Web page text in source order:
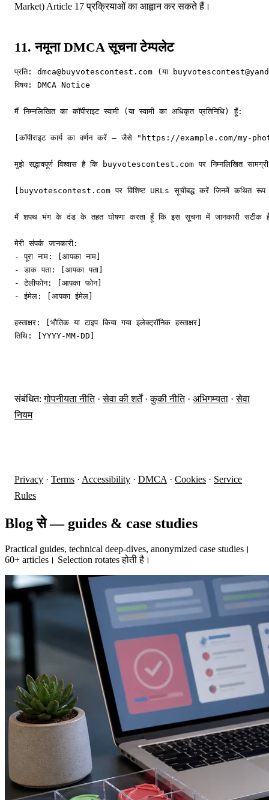
Market) Article 17 प्रक्रियाओं का आह्वान कर सकते हैं।
11. नमूना DMCA सूचना टेम्पलेट
प्रति: dmca@buyvotescontest.com (या
विषय: DMCA Notice
मैं निम्नलिखित का कॉपीराइट स्वामी (या स्वामी का अधिकृत प्रतिनिधि) हूँ:
[कॉपीराइट कार्य का वर्णन करें — जैसे "https://example.com/
मुझे सद्भावपूर्ण विश्वास है कि buyvotescontest.com पर निम्नलिखित
[buyvotescontest.com पर विशिष्ट URLs सूचीबद्ध करें जिनमें कथित रूप
मैं शपथ भंग के दंड के तहत घोषणा करता हूँ कि इस सूचना में जानकारी सटीक
मेरी संपर्क जानकारी:
- पूरा नाम: [आपका नाम]
- डाक पता: [आपका पता]
- टेलीफोन: [आपका फोन]
- ईमेल: [आपका ईमेल]
हस्ताक्षर: [भौतिक या टाइप किया गया इलेक्ट्रॉनिक हस्ताक्षर]
तिथि: [YYYY-MM-DD]
संबंधित:गोपनीयता नीति·सेवा की शर्तें·कुकी नीति· अभिगम्यता ·सेवा
नियम
Privacy · Terms · Accessibility · DMCA · Cookies · Service
Rules
Blog से — guides & case studies
Practical guides, technical deep-dives, anonymized case studies।
60+ articles। Selection rotates होती है।